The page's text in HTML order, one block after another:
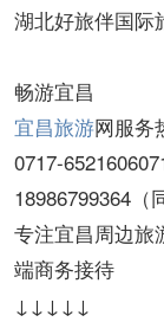
湖北好旅伴国际
畅游宜昌
宜昌旅游网服务
0717-
18986799364（
专注宜昌周边旅
端商务接待
↓↓↓↓↓